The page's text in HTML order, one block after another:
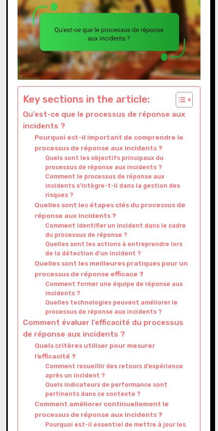
Key sections in the article:
Qu’est-ce que le processus de réponse aux
incidents ?
Pourquoi est-il important de comprendre le
processus de réponse aux incidents ?
Quels sont les objectifs principaux du
processus de réponse aux incidents ?
Comment le processus de réponse aux
incidents s’intègre-t-il dans la gestion des
risques ?
Quelles sont les étapes clés du processus de
réponse aux incidents ?
Comment identifier un incident dans le cadre
du processus de réponse ?
Quelles sont les actions à entreprendre lors
de la détection d’un incident ?
Quelles sont les meilleures pratiques pour un
processus de réponse efficace ?
Comment former une équipe de réponse aux
incidents ?
Quelles technologies peuvent améliorer le
processus de réponse aux incidents ?
Comment évaluer l’efficacité du processus
de réponse aux incidents ?
Quels critères utiliser pour mesurer
l’efficacité ?
Comment recueillir des retours d’expérience
après un incident ?
Quels indicateurs de performance sont
pertinents dans ce contexte ?
Comment améliorer continuellement le
processus de réponse aux incidents ?
Pourquoi est-il essentiel de mettre à jour les